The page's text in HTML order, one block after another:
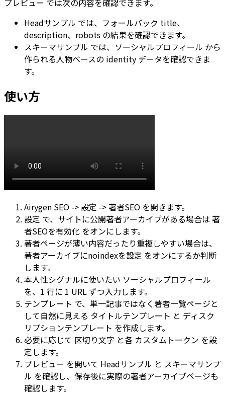
プレビュー では次の内容を確認できます。
Headサンプル では、フォールバック title、
description、robots の結果を確認できます。
スキーマサンプル では、 ソーシャルプロフィール から
作られる人物ベースの identity データを確認できま
す。
使い方
Airygen SEO -> 設定 -> 著者SEO を開きます。
設定 で、サイトに公開著者アーカイブがある場合は 著
者SEOを有効化 をオンにします。
著者ページが薄い内容だったり重複しやすい場合は、
著者アーカイブにnoindexを設定 をオンにするか判断
します。
本人性シグナルに使いたい ソーシャルプロフィール
を、1 行に 1 URL ずつ入力します。
テンプレート で、単一記事ではなく著者一覧ページと
して自然に見える タイトルテンプレート と ディスク
リプションテンプレート を作成します。
必要に応じて 区切り文字 と各 カスタムトークン を設
定します。
プレビュー を開いて Headサンプル と スキーマサンプ
ル を確認し、保存後に実際の著者アーカイブページも
確認します。